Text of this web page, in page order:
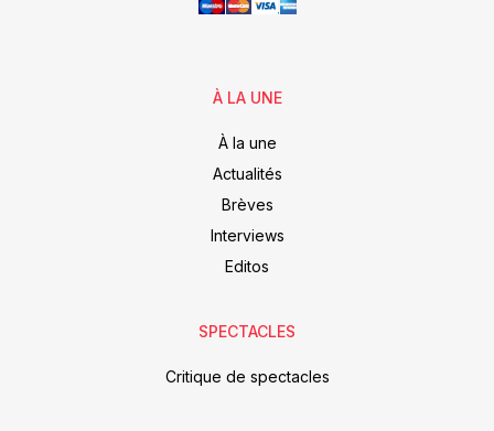
À LA UNE
À la une
Actualités
Brèves
Interviews
Editos
SPECTACLES
Critique de spectacles